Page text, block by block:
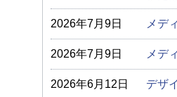
2026年7月9日 メデ
2026年7月9日 メデ
2026年6月12日 デザ